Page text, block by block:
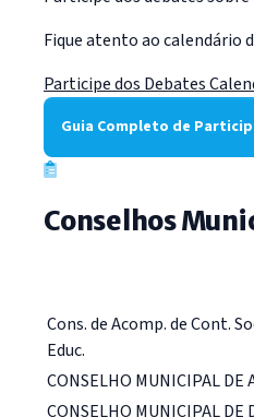
Fique atento ao calendário
Participe dos Debates
Guia Completo de
Conselhos
Cons. de Acomp. de Cont.
Educ.
CONSELHO MUNICIPAL DE
CONSELHO MUNICIPAL DE